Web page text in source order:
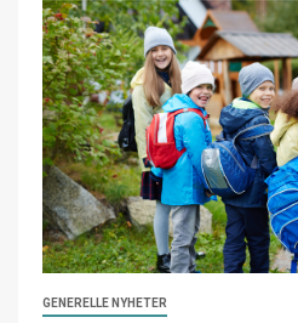
GENERELLE NYHETER